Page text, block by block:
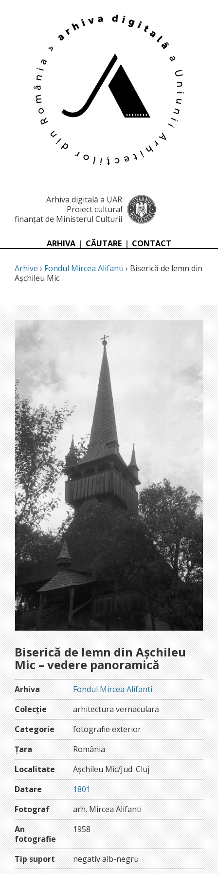
Arhiva digitală a UAR
Proiect cultural
finanțat de Ministerul Culturii
ARHIVA | CĂUTARE | CONTACT
Arhive › Fondul Mircea Alifanti › Biserică de lemn din
Așchileu Mic
Biserică de lemn din Așchileu
Mic – vedere panoramică
Arhiva
Fondul Mircea Alifanti
Colecție
arhitectura vernaculară
Categorie
fotografie exterior
Țara
România
Localitate
Așchileu Mic/Jud. Cluj
Datare
1801
Fotograf
arh. Mircea Alifanti
An
fotografie
1958
Tip suport
negativ alb-negru